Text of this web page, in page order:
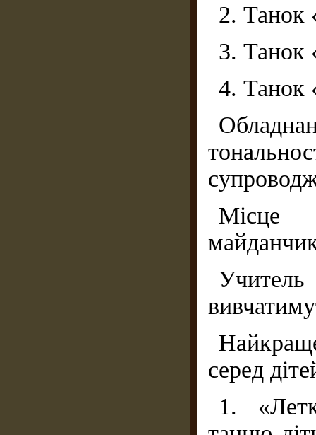
2. Танок
3. Танок
4. Танок
Місце
серед
1.